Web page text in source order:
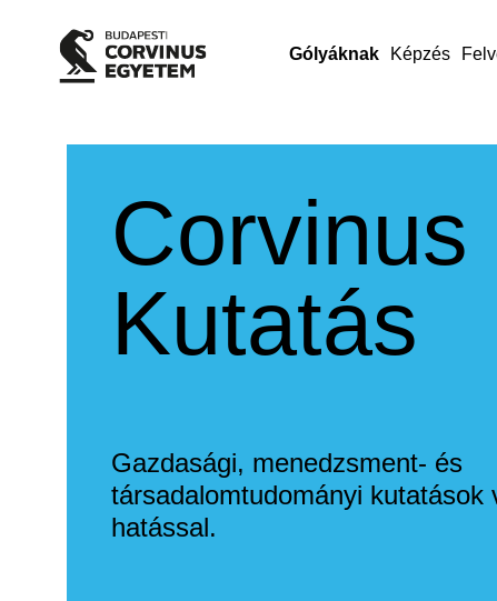
Gólyáknak Képzés
Corvinus
Kutatás
Gazdasági, menedzsment- és
társadalomtudományi kutatások
hatással.